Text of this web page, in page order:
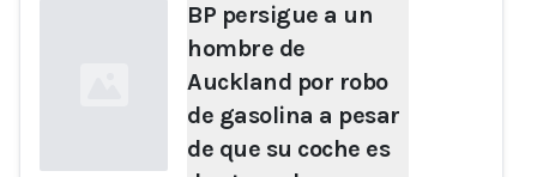
BP persigue a un
hombre de
Auckland por robo
de gasolina a pesar
de que su coche es